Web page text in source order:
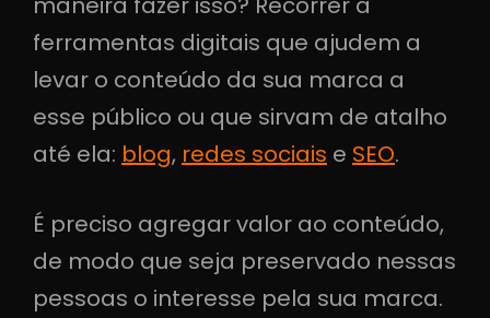
ferramentas digitais que ajudem a
levar o conteúdo da sua marca a
esse público ou que sirvam de atalho
até ela: blog, redes sociais e SEO.
É preciso agregar valor ao conteúdo,
de modo que seja preservado nessas
pessoas o interesse pela sua marca.